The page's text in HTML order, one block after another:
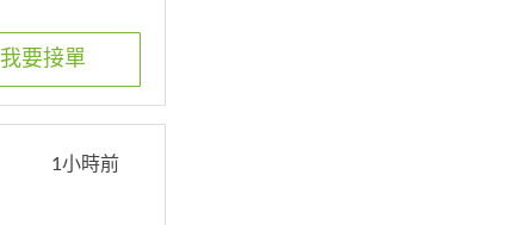
我要接單
1小時前